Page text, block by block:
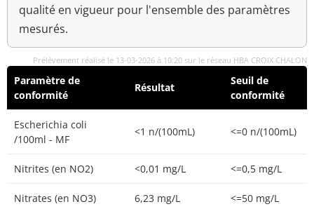
qualité en vigueur pour l'ensemble des paramètres
mesurés.
Prélèvement réalisé le 13-03-2026 à 10:20 sur le réseau HBA CROIX CHALON
Paramètre de
conformité
Résultat
Seuil de
conformité
Escherichia coli
/100ml - MF
<1 n/(100mL) <=0 n/(100mL)
Nitrites (en NO2) <0,01 mg/L <=0,5 mg/L
Nitrates (en NO3) 6,23 mg/L <=50 mg/L